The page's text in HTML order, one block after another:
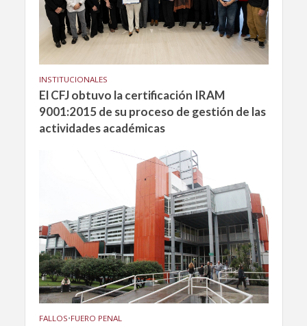
INSTITUCIONALES
El CFJ obtuvo la certificación IRAM
9001:2015 de su proceso de gestión de las
actividades académicas
FALLOS•FUERO PENAL